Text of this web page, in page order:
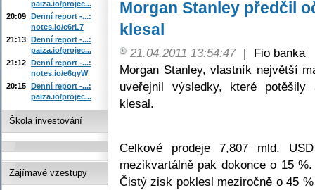
Morgan Stanley předčil
klesal
21.04.2011 13:54:47 |
Fio banka
Morgan Stanley, vlastník největší
uveřejnil výsledky, které
klesal.
Celkové prodeje 7,807 mld.
mezikvartálně pak dokonce o 15
Čistý zisk poklesl meziročně o 45
paiza.io/projec...
20:09 Denní report -...:
notes.io/e6rL7
21:13 Denní report -...:
paiza.io/projec...
21:12 Denní report -...:
notes.io/e6qyW
20:15 Denní report -...:
paiza.io/projec...
Škola investování
Zajímavé vzestupy